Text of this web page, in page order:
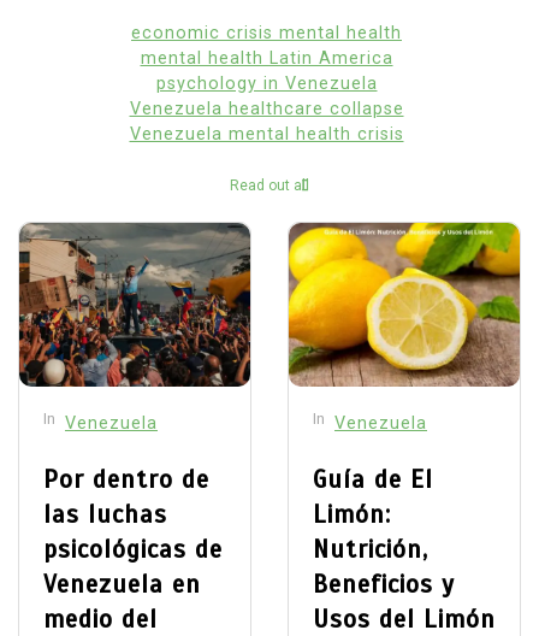
economic crisis mental health
mental health Latin America
psychology in Venezuela
Venezuela healthcare collapse
Venezuela mental health crisis
Read out all
In Venezuela
Por dentro de
las luchas
psicológicas de
Venezuela en
medio del
In Venezuela
Guía de El
Limón:
Nutrición,
Beneficios y
Usos del Limón